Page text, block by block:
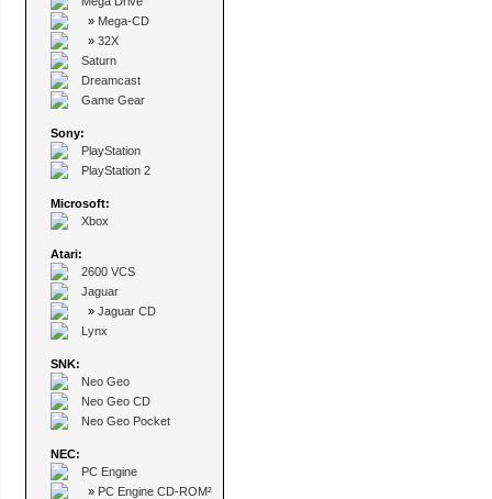
» Mega-CD
» 32X
Saturn
Dreamcast
Game Gear
Sony:
PlayStation
PlayStation 2
Microsoft:
Xbox
Atari:
2600 VCS
Jaguar
» Jaguar CD
Lynx
SNK:
Neo Geo
Neo Geo CD
Neo Geo Pocket
NEC:
PC Engine
» PC Engine CD-ROM²